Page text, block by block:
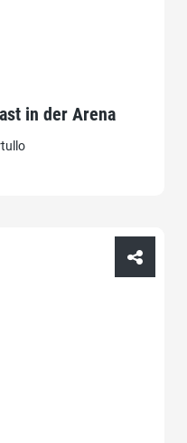
in der Arena